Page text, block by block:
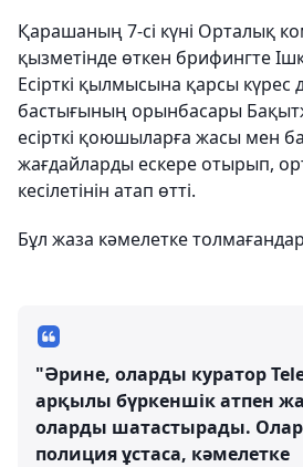
Қарашаның 7-сі күні Орталық
қызметінде өткен брифингте
Есірткі қылмысына қарсы күрес
бастығының орынбасары
есірткі қоюшыларға жасы мен
жағдайларды ескере отырып,
кесілетінін атап өтті.
Бұл жаза кәмелетке
"Әрине, оларды куратор
арқылы бүркеншік атпен
оларды шатастырады.
полиция ұстаса, кәмелетке